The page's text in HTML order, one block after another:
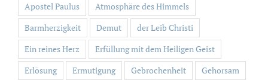
Apostel Paulus
Atmosphäre des Himmels
Barmherzigkeit
Demut
der Leib Christi
Ein reines Herz
Erfüllung mit dem Heiligen Geist
Erlösung
Ermutigung Gebrochenheit
Gehorsam